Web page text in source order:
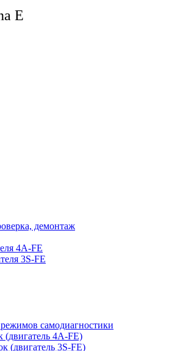
E
демонтаж
4A-FE
3S-FE
самодиагностики
4A-FE)
(двигатель 3S-FE)